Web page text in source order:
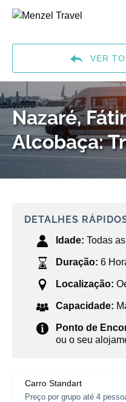
Passar para a navegação
Passar para o conteúdo
Passar para o rodapé
VER
Nazaré,
Alcobaça:
DETALHES
Idade: Todas
Duração: 6
Localização:
Capacidade:
Ponto de
ou o seu
Carro Standart
Preço por grupo até 4